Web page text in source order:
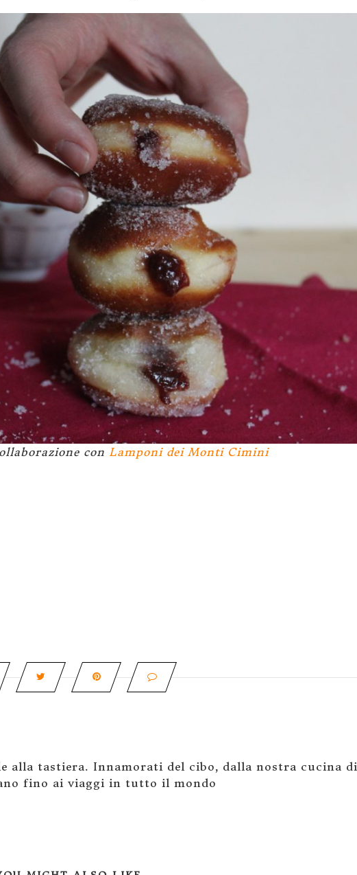
con Lamponi dei Monti Cimini
alla tastiera. Innamorati del cibo, dalla nostra cucina di
fino ai viaggi in tutto il mondo